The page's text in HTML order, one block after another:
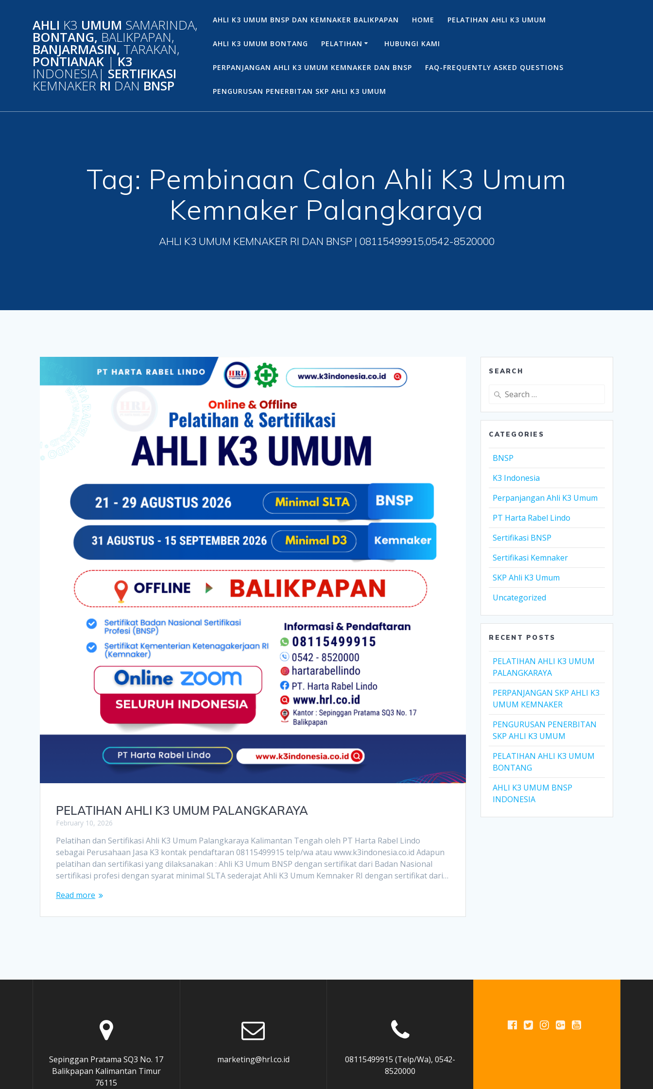
AHLI K3 UMUM SAMARINDA,
BONTANG, BALIKPAPAN,
BANJARMASIN, TARAKAN,
PONTIANAK | K3
INDONESIA| SERTIFIKASI
KEMNAKER RI DAN BNSP
AHLI K3 UMUM BNSP DAN KEMNAKER BALIKPAPAN HOME PELATIHAN AHLI K3 UMUM
AHLI K3 UMUM BONTANG PELATIHAN HUBUNGI KAMI
PERPANJANGAN AHLI K3 UMUM KEMNAKER DAN BNSP FAQ-FREQUENTLY ASKED QUESTIONS
PENGURUSAN PENERBITAN SKP AHLI K3 UMUM
Tag: Pembinaan Calon Ahli K3 Umum
Kemnaker Palangkaraya
AHLI K3 UMUM KEMNAKER RI DAN BNSP | 08115499915,0542-8520000
PELATIHAN AHLI K3 UMUM PALANGKARAYA
February 10, 2026
Pelatihan dan Sertifikasi Ahli K3 Umum Palangkaraya Kalimantan Tengah oleh PT Harta Rabel Lindo
sebagai Perusahaan Jasa K3 kontak pendaftaran 08115499915 telp/wa atau www.k3indonesia.co.id Adapun
pelatihan dan sertifikasi yang dilaksanakan : Ahli K3 Umum BNSP dengan sertifikat dari Badan Nasional
sertifikasi profesi dengan syarat minimal SLTA sederajat Ahli K3 Umum Kemnaker RI dengan sertifikat dari…
Read more
SEARCH
Search
CATEGORIES
BNSP
K3 Indonesia
Perpanjangan Ahli K3 Umum
PT Harta Rabel Lindo
Sertifikasi BNSP
Sertifikasi Kemnaker
SKP Ahli K3 Umum
Uncategorized
RECENT POSTS
PELATIHAN AHLI K3 UMUM
PALANGKARAYA
PERPANJANGAN SKP AHLI K3
UMUM KEMNAKER
PENGURUSAN PENERBITAN
SKP AHLI K3 UMUM
PELATIHAN AHLI K3 UMUM
BONTANG
AHLI K3 UMUM BNSP
INDONESIA
Sepinggan Pratama SQ3 No. 17
Balikpapan Kalimantan Timur
76115
marketing@hrl.co.id
08115499915 (Telp/Wa), 0542-
8520000